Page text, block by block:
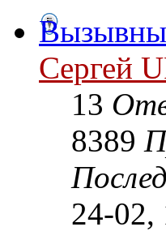
Сергей
13
8389
24-02,